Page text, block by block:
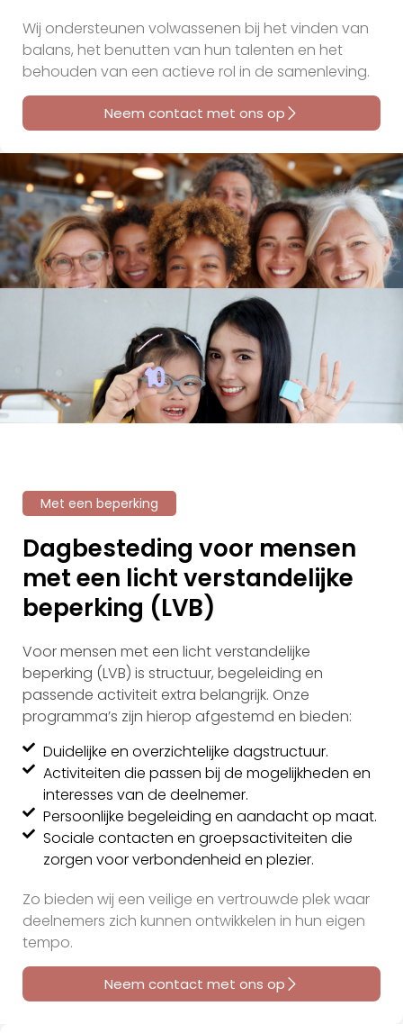
Wij ondersteunen volwassenen bij het vinden van
balans, het benutten van hun talenten en het
behouden van een actieve rol in de samenleving.
Neem contact met ons op
Met een beperking
Dagbesteding voor mensen
met een licht verstandelijke
beperking (LVB)
Voor mensen met een licht verstandelijke
beperking (LVB) is structuur, begeleiding en
passende activiteit extra belangrijk. Onze
programma’s zijn hierop afgestemd en bieden:
Duidelijke en overzichtelijke dagstructuur.
Activiteiten die passen bij de mogelijkheden en
interesses van de deelnemer.
Persoonlijke begeleiding en aandacht op maat.
Sociale contacten en groepsactiviteiten die
zorgen voor verbondenheid en plezier.
Zo bieden wij een veilige en vertrouwde plek waar
deelnemers zich kunnen ontwikkelen in hun eigen
tempo.
Neem contact met ons op